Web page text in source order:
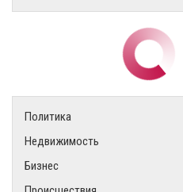
Политика
Недвижимость
Бизнес